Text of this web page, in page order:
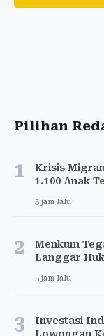
Pilihan
1
Krisis
1.100 Anak
5 jam lalu
2
Menkum
Langgar
5 jam lalu
3
Investasi
Lowongan